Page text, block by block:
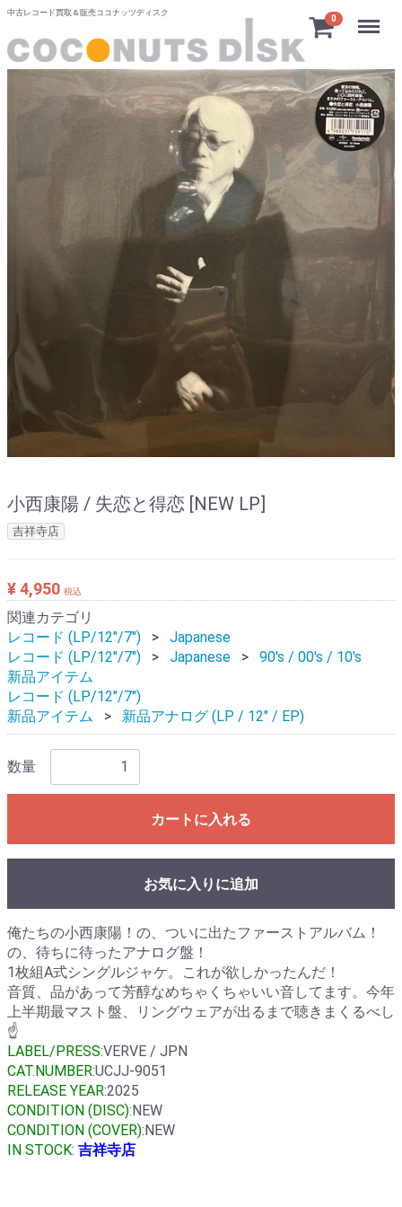
中古レコード買取＆販売ココナッツディスク
0 Menu
小西康陽 / 失恋と得恋 [NEW LP]
吉祥寺店
¥ 4,950 税込
関連カテゴリ
レコード (LP/12"/7")
Japanese
レコード (LP/12"/7")
Japanese
90's / 00's / 10's
新品アイテム
レコード (LP/12"/7")
新品アイテム
新品アナログ (LP / 12" / EP)
数量
カートに入れる
お気に入りに追加
俺たちの小西康陽！の、ついに出たファーストアルバム！
の、待ちに待ったアナログ盤！
1枚組A式シングルジャケ。これが欲しかったんだ！
音質、品があって芳醇なめちゃくちゃいい音してます。今年
上半期最マスト盤、リングウェアが出るまで聴きまくるべし
☝️
LABEL/PRESS:VERVE / JPN
CAT.NUMBER:UCJJ-9051
RELEASE YEAR:2025
CONDITION (DISC):NEW
CONDITION (COVER):NEW
IN STOCK: 吉祥寺店